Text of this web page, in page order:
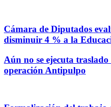
Cámara de Diputados
disminuir 4 % a la
Aún no se ejecuta
operación Antipulpo